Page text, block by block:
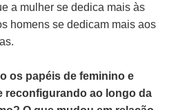
a mulher se dedica mais às
homens se dedicam mais aos
os papéis de feminino e
reconfigurando ao longo da